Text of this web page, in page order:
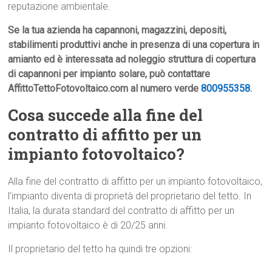
reputazione ambientale.
Se la tua azienda ha capannoni, magazzini, depositi,
stabilimenti produttivi anche in presenza di una copertura in
amianto ed è interessata ad noleggio struttura di copertura
di capannoni per impianto solare, può contattare
AffittoTettoFotovoltaico.com al numero verde800955358.
Cosa succede alla fine del
contratto di affitto per un
impianto fotovoltaico?
Alla fine del contratto di affitto per un impianto fotovoltaico,
l’impianto diventa di proprietà del proprietario del tetto. In
Italia, la durata standard del contratto di affitto per un
impianto fotovoltaico è di 20/25 anni.
Il proprietario del tetto ha quindi tre opzioni: